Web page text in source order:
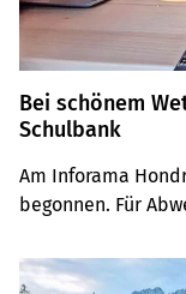
Bei schönem
Schulbank
Am Inforama
begonnen. Für